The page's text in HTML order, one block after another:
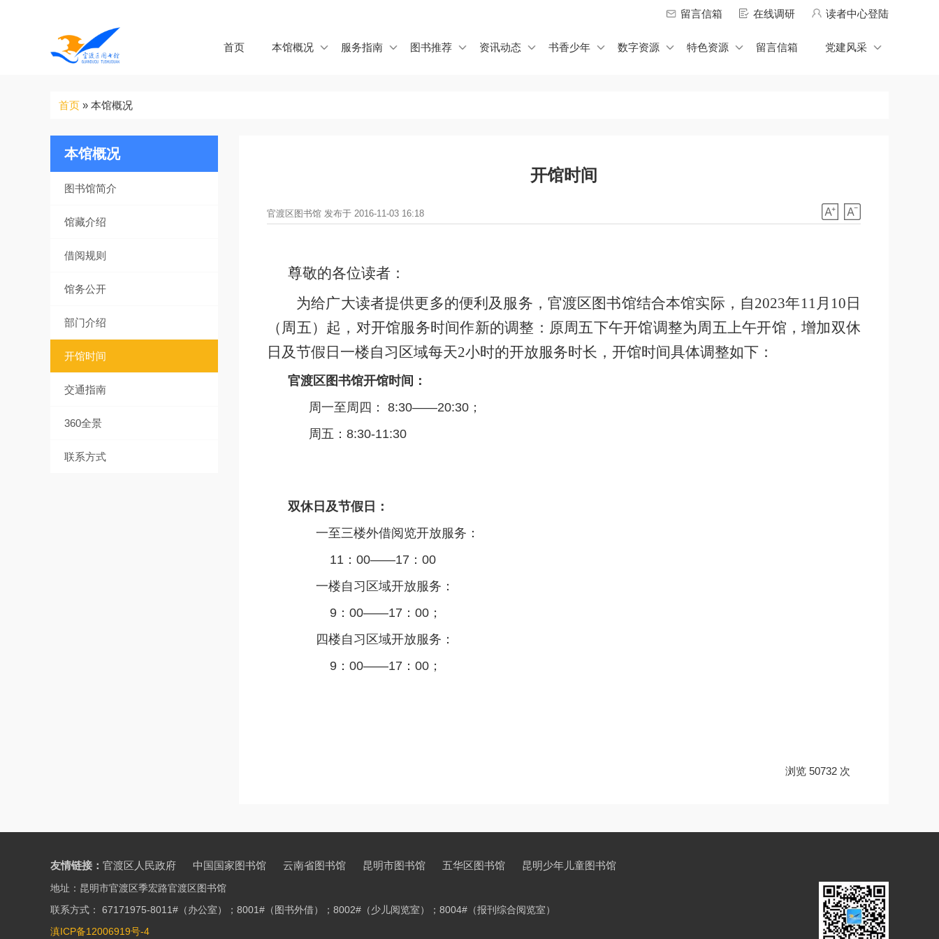
留言信箱 在线调研 读者中心登陆
首页 本馆概况 服务指南 图书推荐 资讯动态 书香少年 数字资源 特色资源 留言信箱 党建风采
你
在
里
首页 » 本馆概况
本馆概况
图书馆简介
馆藏介绍
借阅规则
馆务公开
部门介绍
开馆时间
交通指南
360全景
联系方式
开馆时间
官渡区图书馆 发布于 2016-11-03 16:18
尊敬的各位读者：
为给广大读者提供更多的便利及服务，官渡区图书馆结合本馆实际，自2023年11月10日
（周五）起，对开馆服务时间作新的调整：原周五下午开馆调整为周五上午开馆，增加双休
日及节假日一楼自习区域每天2小时的开放服务时长，开馆时间具体调整如下：
官渡区图书馆开馆时间：
周一至周四： 8:30——20:30；
周五：8:30-11:30
双休日及节假日：
一至三楼外借阅览开放服务：
11：00——17：00
一楼自习区域开放服务：
9：00——17：00；
四楼自习区域开放服务：
9：00——17：00；
浏览 50732 次
友情链接： 官渡区人民政府 中国国家图书馆 云南省图书馆 昆明市图书馆 五华区图书馆 昆明少年儿童图书馆
地址：昆明市官渡区季宏路官渡区图书馆
联系方式： 67171975-8011#（办公室）；8001#（图书外借）；8002#（少儿阅览室）；8004#（报刊综合阅览室）
滇ICP备12006919号-4